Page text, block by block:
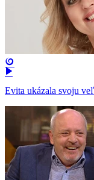
Evita ukázala svoju